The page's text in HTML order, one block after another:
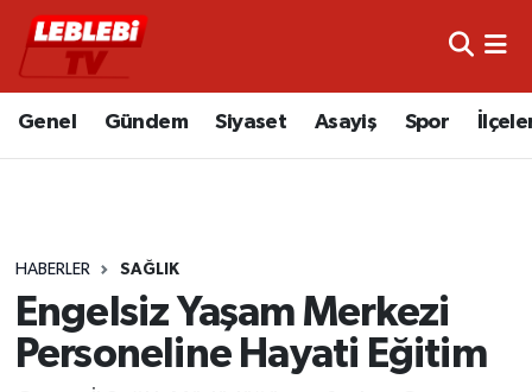
Genel Gündem Siyaset Asayiş Spor
HABERLER SAĞLIK
Engelsiz Yaşam Merkezi
Personeline Hayati Eğitim
Hava Durumu
Süper Lig Puan Durumu ve Fikstür
Tüm Manşetler